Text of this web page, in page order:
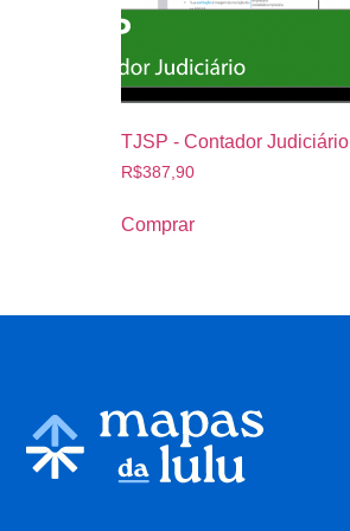
TJSP - Contador Judiciário
R$387,90
Comprar